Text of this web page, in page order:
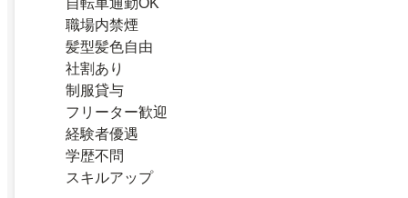
職場内禁煙
髪型髪色自由
社割あり
制服貸与
フリーター歓迎
経験者優遇
学歴不問
スキルアップ